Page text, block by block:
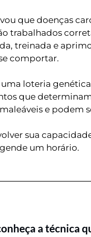
que doenças
trabalhados
treinada e
comportar.
uma loteria
que
e podem
sua
um horário.
a técnica